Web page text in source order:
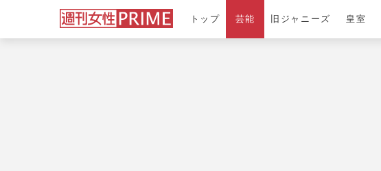
トップ 芸能 旧ジャニーズ 皇室